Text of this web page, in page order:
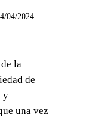
04/2024
la
de
y
una vez